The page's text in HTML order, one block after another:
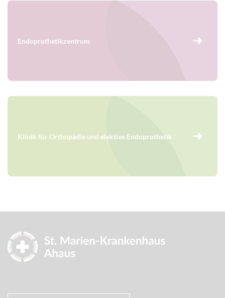
Endoprothetikzentrum
Klinik für Orthopädie und elektive Endoprothetik